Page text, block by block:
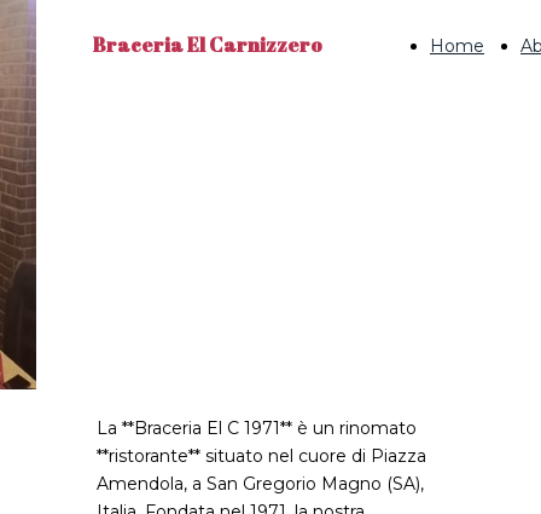
Home
Braceria El Carnizzero
La **Braceria El C 1971** è un rinomato
**ristorante** situato nel cuore di Piazza
Amendola, a San Gregorio Magno (SA),